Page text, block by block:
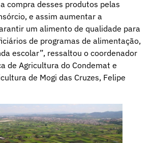
compra desses produtos pelas
e assim aumentar a
um alimento de qualidade para
de programas de alimentação,
escolar”, ressaltou o coordenador
de Agricultura do Condemat e
de Mogi das Cruzes, Felipe